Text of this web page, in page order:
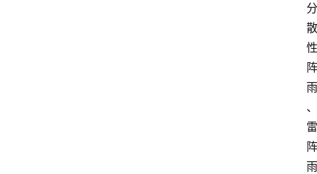
分
散
性
阵
雨
、
雷
阵
雨